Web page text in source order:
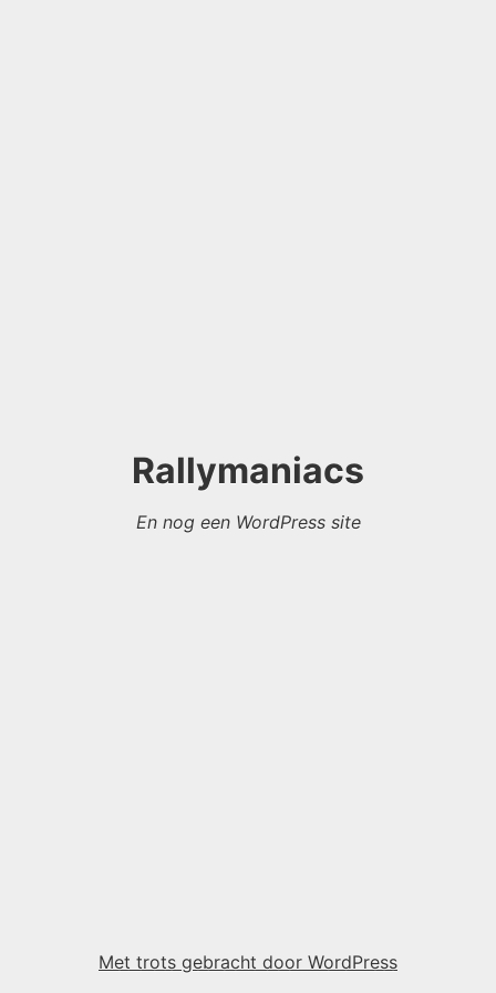
Rallymaniacs
En nog een WordPress site
Met trots gebracht door WordPress